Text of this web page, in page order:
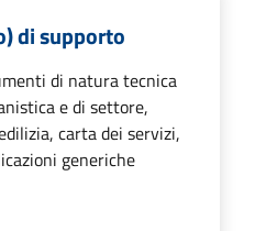
di supporto
di natura tecnica
e di settore,
carta dei servizi,
generiche